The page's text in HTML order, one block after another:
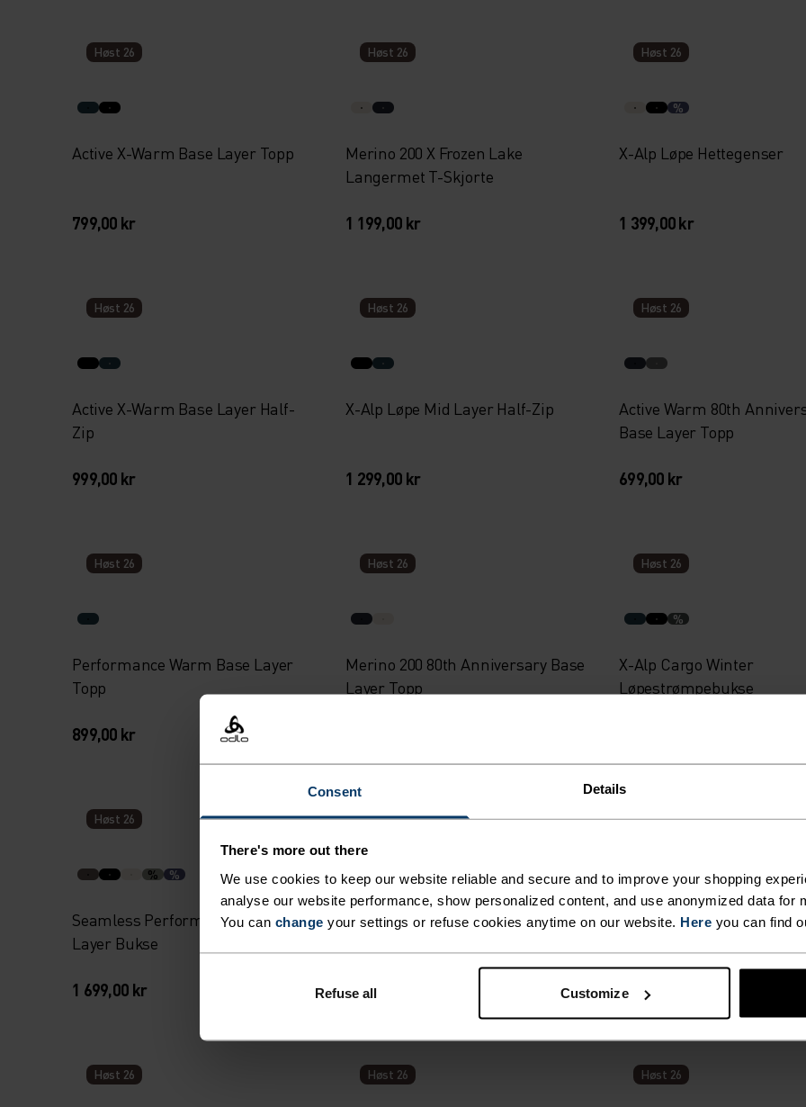
Consent Details
There's more out there
We use cookies to keep our website reliable and secure and to improve your shopping
analyse our website performance, show personalized content, and use anonymized data for
You can change your settings or refuse cookies anytime on our website. Here you can find
Refuse all Customize
Høst 26
Active X-Warm Base Layer Topp
799,00 kr
Høst 26
Merino 200 X Frozen Lake
Langermet T-Skjorte
1 199,00 kr
Høst 26
%
X-Alp Løpe Hettegenser
1 399,00 kr
Høst 26
Active X-Warm Base Layer Half-
Zip
999,00 kr
Høst 26
X-Alp Løpe Mid Layer Half-Zip
1 299,00 kr
Høst 26
Active Warm 80th
Base Layer Topp
699,00 kr
Høst 26
Performance Warm Base Layer
Topp
899,00 kr
Høst 26
Merino 200 80th Anniversary Base
Layer Topp
Høst 26
%
X-Alp Cargo Winter
Løpestrømpebukse
Høst 26
% %
Seamless Performance Wool Base
Layer Bukse
1 699,00 kr
Høst 26
% %
Essential Thermal
1 199,00 kr
Høst 26
Performance Warm Base
899,00 kr
Høst 26 Høst 26 Høst 26